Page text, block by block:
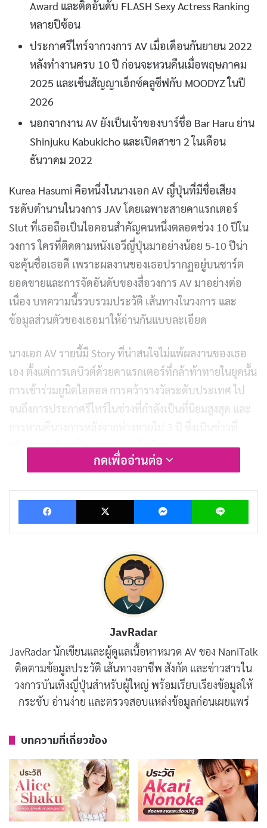
Award และติดอันดับ FLASH Sexy Actress Ranking
หลายปีซ้อน
ประกาศรีไทร์จากวงการ AV เมื่อเดือนกันยายน 2022
หลังทำงานครบ 10 ปี ก่อนจะหวนคืนเมื่อพฤษภาคม
2025 และเซ็นสัญญาเอ็กซ์คลูซีฟกับ MOODYZ ในปี
2026
นอกจากงาน AV ยังเป็นเจ้าของบาร์ชื่อ Bar Haru ย่าน
Shinjuku Kabukicho และเปิดสาขา 2 ในเดือน
ธันวาคม 2022
Kurea Hasumi คือหนึ่งในนางเอก AV ญี่ปุ่นที่มีชื่อเสียง
ระดับตำนานในวงการ JAV โดยเฉพาะสายคาแรกเตอร์
Slut ที่เธอถือเป็นไอคอนสำคัญคนหนึ่งตลอดช่วง 10 ปีใน
วงการ ใครที่ติดตามหนังเอวีญี่ปุ่นมาอย่างน้อย 5-10 ปีน่า
จะคุ้นชื่อเธอดี เพราะผลงานของเธอปรากฏอยู่บนชาร์ต
ยอดขายและการจัดอันดับของสื่อวงการ AV มาอย่างต่อ
เนื่อง บทความนี้รวบรวมประวัติ เส้นทางในวงการ และ
ข้อมูลส่วนตัวของเธอมาให้อ่านกันแบบละเอียด
นางเอก AV รายนี้มี Story ที่น่าสนใจไม่แพ้ผลงานของเธอ
เอง ตั้งแต่การเดบิวต์ด้วยคาแรกเตอร์ที่กล้าท้าทายในยุคนั้น
การเข้าร่วมยูนิตไอดอล การคว้ารางวัลระดับประเทศ ไป
จนถึงการประกาศรีไทร์ในช่วงที่กำลังเป็นที่นิยมสูงสุด และ
สร้างความฮือฮาในแวดวง JAV ไม่น้อย
ประเทศไทย คำตอบอยู่ที่ความเป็นนางเอก AV ที่มี
เอกลักษณ์เฉพาะตัวชัดเจน มีผลงานคุณภาพต่อเนื่อง
ยาวนาน และมีเรื่องราวชีวิตนอกจอที่น่าติดตาม ไม่ว่าจะ
เป็นการเปิดบาร์ของตัวเอง หรือการหวนคืนสู่วงการด้วยวัย
33 ปี ติดตามรายละเอียดทั้งหมดได้ในบทความนี้
Kurea Hasumi คือใคร
ดารา JAVระดับตำนานที่โด่งดังใน
ฐานะนางเอกสาย Slut หรือที่แฟน ๆ ในวงการเรียกว่าเจ้า
แม่แห่งคาแรกเตอร์นี้ จุดเด่นที่ทำให้ชื่อเธอถูกจดจำคือการ
แสดงที่มั่นใจ คำศัพท์อันรุ่มรวย และท่าทางการเคลื่อนไหว
ที่ได้รับการยกย่องว่าเป็นระดับตำนาน โดยเฉพาะท่า
ทำให้ท่านี้เป็นที่รู้จักในวงการ AV
เธอเข้าสู่วงการมาตั้งแต่ปี 2012 และทำงานอย่างต่อเนื่อง
เป็นเวลา 10 ปีเต็ม ก่อนจะประกาศรีไทร์ในปี 2022 ในช่วง
ที่ยังเป็นที่นิยมสูงมาก ซึ่งเป็นการตัดสินใจที่หลายคนไม่คาด
กดเพื่ออ่านต่อ
Facebook X Messenger Line
JavRadar
JavRadar นักเขียนและผู้ดูแลเนื้อหาหมวด AV ของ NaniTalk
ติดตามข้อมูลประวัติ เส้นทางอาชีพ สังกัด และข่าวสารใน
วงการบันเทิงญี่ปุ่นสำหรับผู้ใหญ่ พร้อมเรียบเรียงข้อมูลให้
กระชับ อ่านง่าย และตรวจสอบแหล่งข้อมูลก่อนเผยแพร่
บทความที่เกี่ยวข้อง